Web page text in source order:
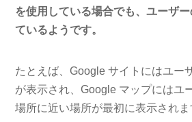
を使用している場合でも、ユーザ
ているようです。
たとえば、Google サイトにはユー
が表示され、Google マップにはユ
場所に近い場所が最初に表示されま